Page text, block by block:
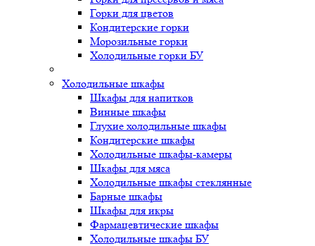
Горки для цветов
Кондитерские горки
Морозильные горки
Холодильные горки БУ
Холодильные шкафы
Шкафы для напитков
Винные шкафы
Глухие холодильные шкафы
Кондитерские шкафы
Холодильные шкафы-камеры
Шкафы для мяса
Холодильные шкафы стеклянные
Барные шкафы
Шкафы для икры
Фармацевтические шкафы
Холодильные шкафы БУ